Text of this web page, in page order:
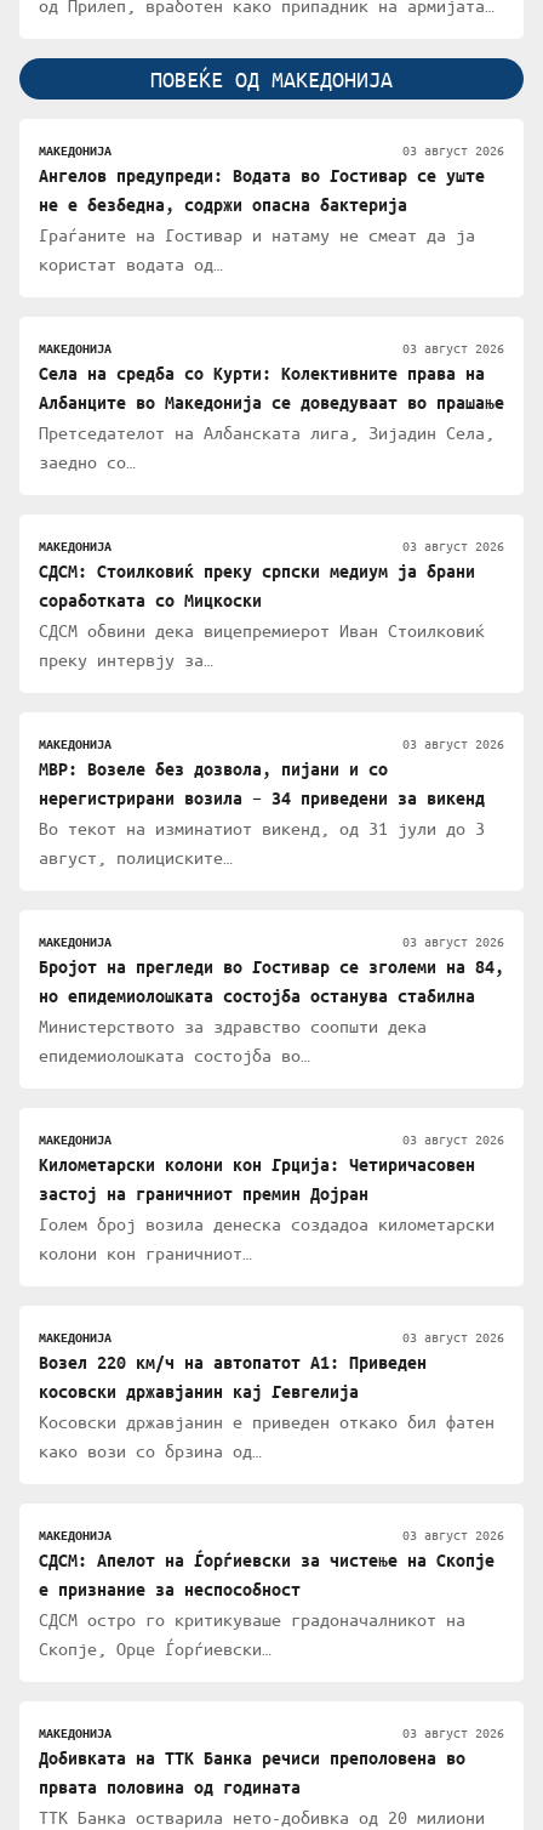
од Прилеп, вработен како припадник на армијата…
ПОВЕЌЕ ОД МАКЕДОНИЈА
МАКЕДОНИЈА 03 август 2026
Ангелов предупреди: Водата во Гостивар се уште
не е безбедна, содржи опасна бактерија
Граѓаните на Гостивар и натаму не смеат да ја
користат водата од…
МАКЕДОНИЈА 03 август 2026
Села на средба со Курти: Колективните права на
Албанците во Македонија се доведуваат во прашање
Претседателот на Албанската лига, Зијадин Села,
заедно со…
МАКЕДОНИЈА 03 август 2026
СДСМ: Стоилковиќ преку српски медиум ја брани
соработката со Мицкоски
СДСМ обвини дека вицепремиерот Иван Стоилковиќ
преку интервју за…
МАКЕДОНИЈА 03 август 2026
МВР: Возеле без дозвола, пијани и со
нерегистрирани возила – 34 приведени за викенд
Во текот на изминатиот викенд, од 31 јули до 3
август, полициските…
МАКЕДОНИЈА 03 август 2026
Бројот на прегледи во Гостивар се зголеми на 84,
но епидемиолошката состојба останува стабилна
Министерството за здравство соопшти дека
епидемиолошката состојба во…
МАКЕДОНИЈА 03 август 2026
Километарски колони кон Грција: Четиричасовен
застој на граничниот премин Дојран
Голем број возила денеска создадоа километарски
колони кон граничниот…
МАКЕДОНИЈА 03 август 2026
Возел 220 км/ч на автопатот А1: Приведен
косовски државјанин кај Гевгелија
Косовски државјанин е приведен откако бил фатен
како вози со брзина од…
МАКЕДОНИЈА 03 август 2026
СДСМ: Апелот на Ѓорѓиевски за чистење на Скопје
е признание за неспособност
СДСМ остро го критикуваше градоначалникот на
Скопје, Орце Ѓорѓиевски…
МАКЕДОНИЈА 03 август 2026
Добивката на ТТК Банка речиси преполовена во
првата половина од годината
ТТК Банка остварила нето-добивка од 20 милиони